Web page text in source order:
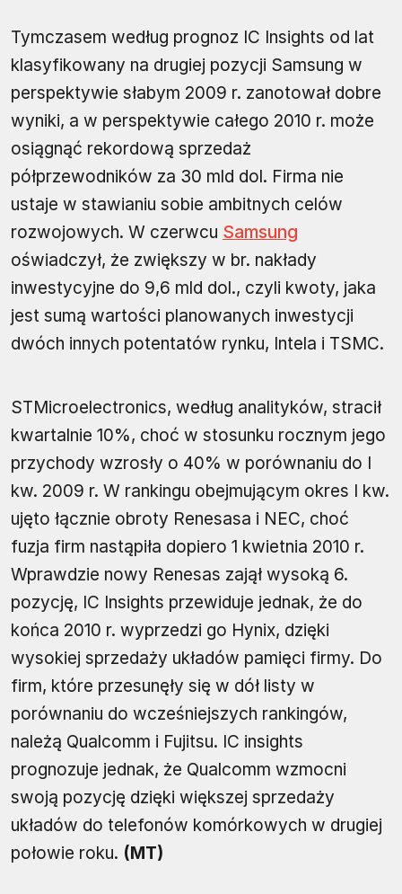
Tymczasem według prognoz IC Insights od lat
klasyfikowany na drugiej pozycji Samsung w
perspektywie słabym 2009 r. zanotował dobre
wyniki, a w perspektywie całego 2010 r. może
osiągnąć rekordową sprzedaż
półprzewodników za 30 mld dol. Firma nie
ustaje w stawianiu sobie ambitnych celów
rozwojowych. W czerwcu Samsung
oświadczył, że zwiększy w br. nakłady
inwestycyjne do 9,6 mld dol., czyli kwoty, jaka
jest sumą wartości planowanych inwestycji
dwóch innych potentatów rynku, Intela i TSMC.
STMicroelectronics, według analityków, stracił
kwartalnie 10%, choć w stosunku rocznym jego
przychody wzrosły o 40% w porównaniu do I
kw. 2009 r. W rankingu obejmującym okres I kw.
ujęto łącznie obroty Renesasa i NEC, choć
fuzja firm nastąpiła dopiero 1 kwietnia 2010 r.
Wprawdzie nowy Renesas zajął wysoką 6.
pozycję, IC Insights przewiduje jednak, że do
końca 2010 r. wyprzedzi go Hynix, dzięki
wysokiej sprzedaży układów pamięci firmy. Do
firm, które przesunęły się w dół listy w
porównaniu do wcześniejszych rankingów,
należą Qualcomm i Fujitsu. IC insights
prognozuje jednak, że Qualcomm wzmocni
swoją pozycję dzięki większej sprzedaży
układów do telefonów komórkowych w drugiej
połowie roku. (MT)